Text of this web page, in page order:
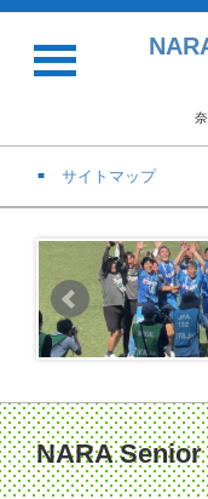
サイトマップ
NARA